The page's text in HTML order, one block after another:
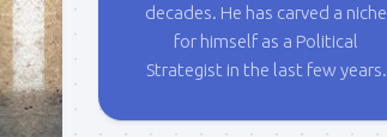
decades. He has carved a niche
for himself as a Political
Strategist in the last few years.